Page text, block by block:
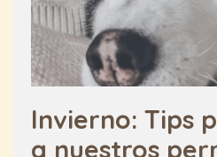
Invierno: Tips
a nuestros